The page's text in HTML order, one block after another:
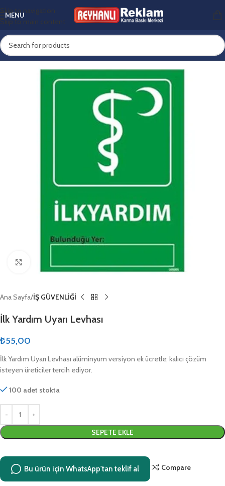
Skip to navigation
Skip to main content
MENU
Ana Sayfa İŞ GÜVENLİĞİ
İlk Yardım Uyarı Levhası
₺55,00
İlk Yardım Uyarı Levhası alüminyum versiyon ek ücretle; kalıcı çözüm
isteyen üreticiler tercih ediyor.
100 adet stokta
SEPETE EKLE
Bu ürün için WhatsApp'tan teklif al Compare